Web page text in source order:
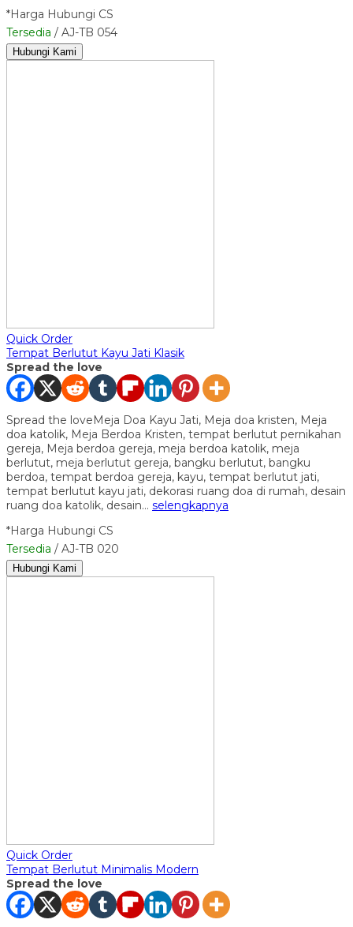
*Harga Hubungi CS
Tersedia / AJ-TB 054
Hubungi Kami
Quick Order
Tempat Berlutut Kayu Jati Klasik
Spread the love
Spread the loveMeja Doa Kayu Jati, Meja doa kristen, Meja
doa katolik, Meja Berdoa Kristen, tempat berlutut pernikahan
gereja, Meja berdoa gereja, meja berdoa katolik, meja
berlutut, meja berlutut gereja, bangku berlutut, bangku
berdoa, tempat berdoa gereja, kayu, tempat berlutut jati,
tempat berlutut kayu jati, dekorasi ruang doa di rumah, desain
ruang doa katolik, desain… selengkapnya
*Harga Hubungi CS
Tersedia / AJ-TB 020
Hubungi Kami
Quick Order
Tempat Berlutut Minimalis Modern
Spread the love